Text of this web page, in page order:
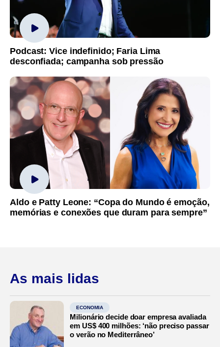
Podcast: Vice indefinido; Faria Lima
desconfiada; campanha sob pressão
Aldo e Patty Leone: “Copa do Mundo é emoção,
memórias e conexões que duram para sempre”
As mais lidas
ECONOMIA
Milionário decide doar empresa avaliada
em US$ 400 milhões: ‘não preciso passar
o verão no Mediterrâneo’